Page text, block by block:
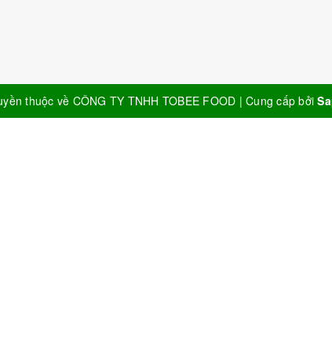
thuộc về CÔNG TY TNHH TOBEE FOOD | Cung cấp bởi